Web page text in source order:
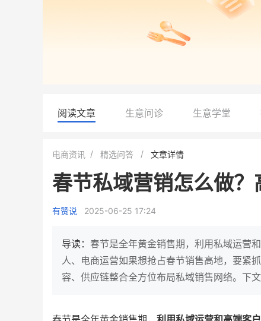
阅读文章 生意问诊 生意学堂
电商资讯 精选问答 文章详情
春节私域营销怎么做
有赞说 2025-06-25 17:24
导读： 春节是全年黄金销售期，利用私域运营
人、电商运营如果想抢占春节销售高地，要紧
容、供应链整合全方位布局私域销售网络。下
白帝牛奶旗舰店
900 万
私域样本打法！新希望白帝乳业
靠企业微信实现销售额翻 8 倍！
查看详情
80% +
三只松鼠旗下的网红婴儿
牌，22天便拿下类目第一
查看详情